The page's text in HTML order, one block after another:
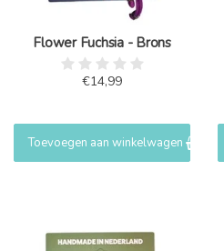
Flower Fuchsia - Brons
€14,99
Toevoegen aan winkelwagen